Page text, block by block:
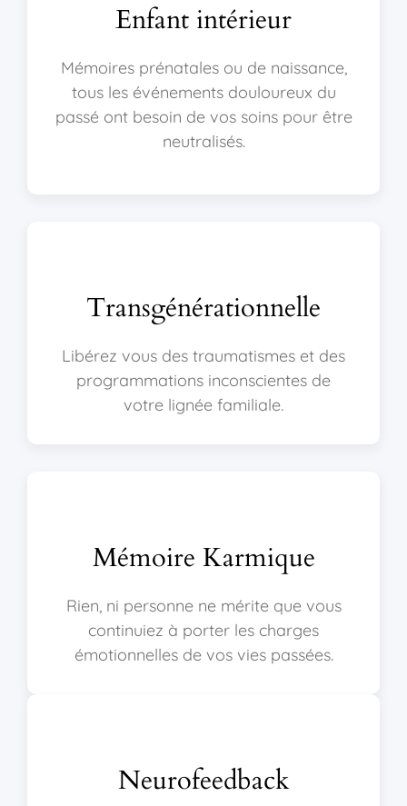
Enfant intérieur
Mémoires prénatales ou de naissance,
tous les événements douloureux du
passé ont besoin de vos soins pour être
neutralisés.
Transgénérationnelle
Libérez vous des traumatismes et des
programmations inconscientes de
votre lignée familiale.
Mémoire Karmique
Rien, ni personne ne mérite que vous
continuiez à porter les charges
émotionnelles de vos vies passées.
Neurofeedback